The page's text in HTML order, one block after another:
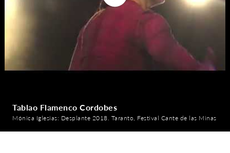
Tablao Flamenco Cordobes
Mónica Iglesias: Desplante 2018. Taranto, Festival Cante de las Minas